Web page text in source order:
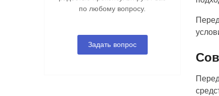
по любому вопросу.
Задать вопрос